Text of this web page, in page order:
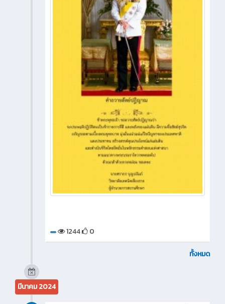
1244 0
ทั้งหมด
มีนาคม 2024